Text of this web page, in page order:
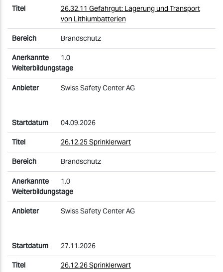
26.32.11 Gefahrgut: Lagerung und Transport
von Lithiumbatterien
Brandschutz
1.0
Swiss Safety Center AG
04.09.2026
26.12.25 Sprinklerwart
Brandschutz
1.0
Swiss Safety Center AG
27.11.2026
26.12.26 Sprinklerwart